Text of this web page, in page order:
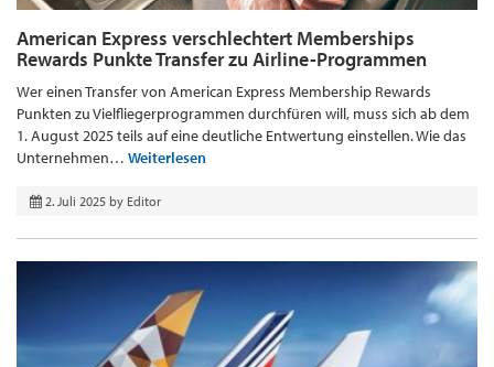
American Express verschlechtert Memberships
Rewards Punkte Transfer zu Airline-Programmen
Wer einen Transfer von American Express Membership Rewards
Punkten zu Vielfliegerprogrammen durchfüren will, muss sich ab dem
1. August 2025 teils auf eine deutliche Entwertung einstellen. Wie das
Unternehmen… Weiterlesen
2. Juli 2025 by Editor